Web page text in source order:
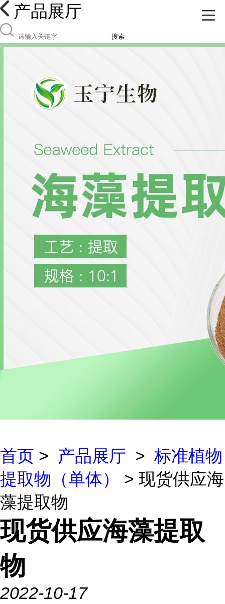
产品展厅
搜索
首页 > 产品展厅 > 标准植物
提取物（单体）
> 现货供应海
藻提取物
现货供应海藻提取
物
2022-10-17